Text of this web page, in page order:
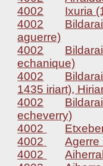
4002
Ixuria
4002
aguerre)
4002
echanique)
4002
1435 iriart),
4002
echeverry)
4002
4002
Agerre
4002